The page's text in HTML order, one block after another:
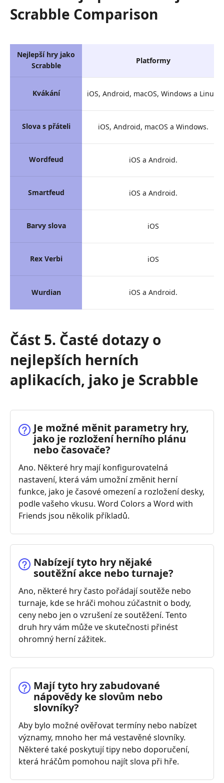
Scrabble Comparison
Nejlepší hry jako
Scrabble
Kvákání
Slova s přáteli
Wordfeud
Smartfeud
Barvy slova
Rex Verbi
Wurdian
Platformy
iOS, Android, macOS, Windows a Linux.
iOS, Android, macOS a Windows.
iOS a Android.
iOS a Android.
iOS
iOS
iOS a Android.
Část 5. Časté dotazy o
nejlepších herních
aplikacích, jako je Scrabble
Je možné měnit parametry hry,
jako je rozložení herního plánu
nebo časovače?
Ano. Některé hry mají konfigurovatelná
nastavení, která vám umožní změnit herní
funkce, jako je časové omezení a rozložení desky,
podle vašeho vkusu. Word Colors a Word with
Friends jsou několik příkladů.
Nabízejí tyto hry nějaké
soutěžní akce nebo turnaje?
Ano, některé hry často pořádají soutěže nebo
turnaje, kde se hráči mohou zúčastnit o body,
ceny nebo jen o vzrušení ze soutěžení. Tento
druh hry vám může ve skutečnosti přinést
ohromný herní zážitek.
Mají tyto hry zabudované
nápovědy ke slovům nebo
slovníky?
Aby bylo možné ověřovat termíny nebo nabízet
významy, mnoho her má vestavěné slovníky.
Některé také poskytují tipy nebo doporučení,
která hráčům pomohou najít slova při hře.